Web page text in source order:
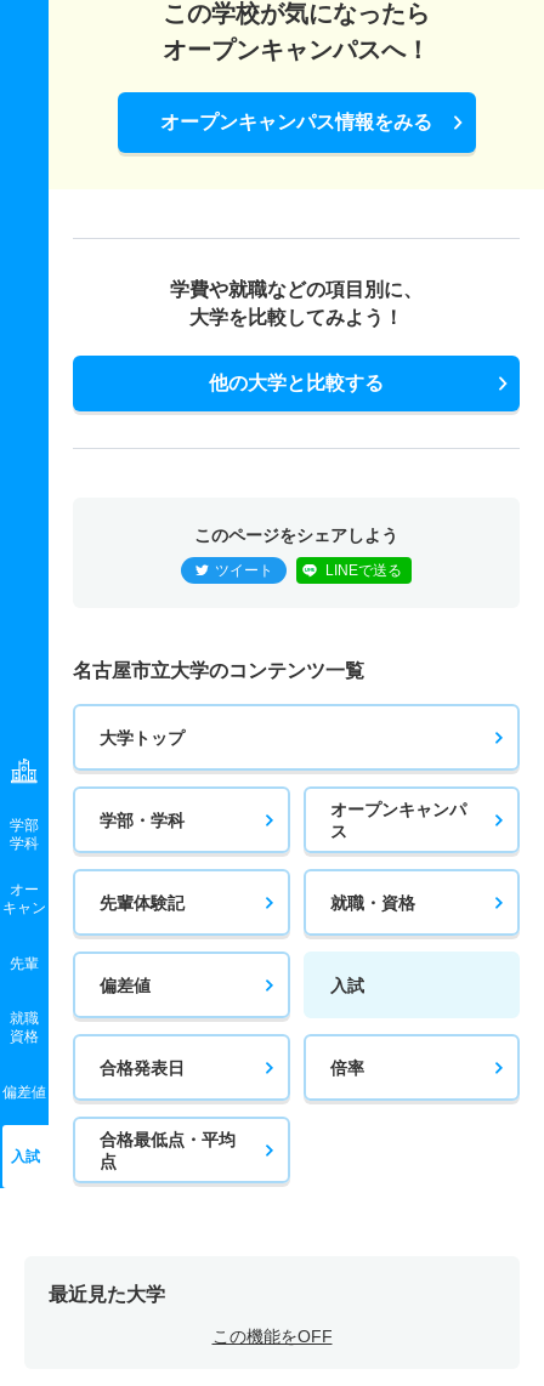
学部
学科
オー
キャン
先輩
就職
資格
偏差値
入試
この学校が気になったら
オープンキャンパスへ！
オープンキャンパス情報をみる
学費や就職などの項目別に、
大学を比較してみよう！
他の大学と比較する
このページをシェアしよう
ツイート LINEで送る
名古屋市立大学のコンテンツ一覧
大学トップ
学部・学科
オープンキャンパ
ス
先輩体験記 就職・資格
偏差値 入試
合格発表日 倍率
合格最低点・平均
点
最近見た大学
この機能をOFF